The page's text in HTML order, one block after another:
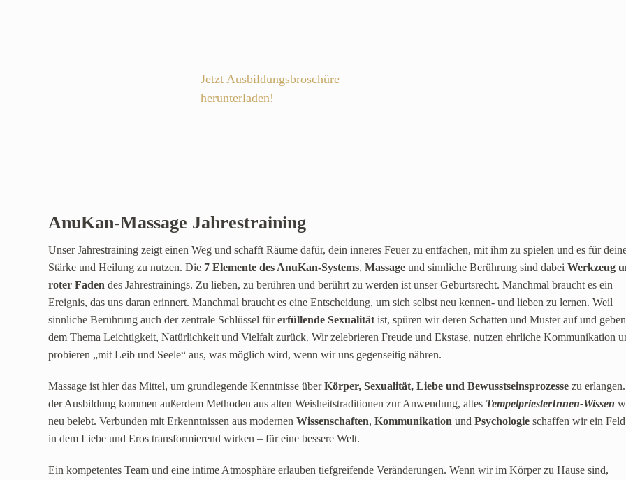
Jetzt Ausbildungsbroschüre
herunterladen!
AnuKan-Massage Jahrestraining
Unser Jahrestraining zeigt einen Weg und schafft Räume dafür, dein inneres Feuer zu entfachen, mit ihm zu spielen und es für
Stärke und Heilung zu nutzen. Die 7 Elemente des AnuKan-Systems,Massage und sinnliche Berührung sind dabeiWerkzeug
roter Faden des Jahrestrainings. Zu lieben, zu berühren und berührt zu werden ist unser Geburtsrecht. Manchmal braucht es ein
Ereignis, das uns daran erinnert. Manchmal braucht es eine Entscheidung, um sich selbst neu kennen- und lieben zu lernen. Weil
sinnliche Berührung auch der zentrale Schlüssel fürerfüllende Sexualität ist, spüren wir deren Schatten und Muster auf und geben
dem Thema Leichtigkeit, Natürlichkeit und Vielfalt zurück. Wir zelebrieren Freude und Ekstase, nutzen ehrliche Kommunikation
probieren „mit Leib und Seele“ aus, was möglich wird, wenn wir uns gegenseitig nähren.
Massage ist hier das Mittel, um grundlegende Kenntnisse überKörper, Sexualität, Liebe und Bewusstseinsprozesse zu
der Ausbildung kommen außerdem Methoden aus alten Weisheitstraditionen zur Anwendung, altes TempelpriesterInnen-Wissen
neu belebt. Verbunden mit Erkenntnissen aus modernen Wissenschaften,Kommunikation undPsychologie schaffen wir ein
in dem Liebe und Eros transformierend wirken – für eine bessere Welt.
Ein kompetentes Team und eine intime Atmosphäre erlauben tiefgreifende Veränderungen. Wenn wir im Körper zu Hause sind,